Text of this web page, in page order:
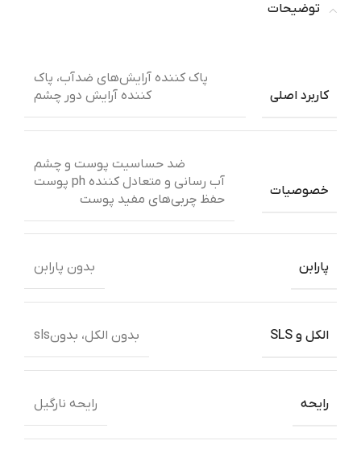
توضیحات
کاربرد اصلی
پاک کننده آرایش‌های ضدآب، پاک
کننده آرایش دور چشم
خصوصیات
ضد حساسیت پوست و چشم
آب رسانی و متعادل کننده ph پوست
حفظ چربی‌های‌ مفيد پوست
پارابن بدون پارابن
الکل و SLS بدون الکل، بدونsls
رایحه رایحه نارگیل